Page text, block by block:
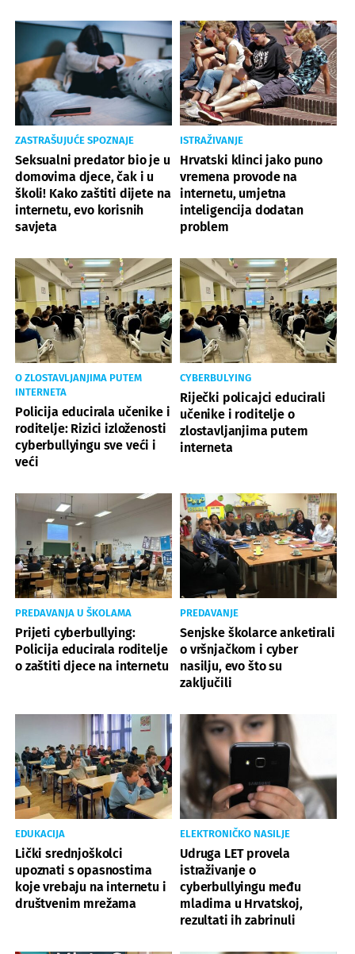
ZASTRAŠUJUĆE SPOZNAJE
Seksualni predator bio je u
domovima djece, čak i u
školi! Kako zaštiti dijete na
internetu, evo korisnih
savjeta
ISTRAŽIVANJE
Hrvatski klinci jako puno
vremena provode na
internetu, umjetna
inteligencija dodatan
problem
O ZLOSTAVLJANJIMA PUTEM
INTERNETA
Policija educirala učenike i
roditelje: Rizici izloženosti
cyberbullyingu sve veći i
veći
CYBERBULYING
Riječki policajci educirali
učenike i roditelje o
zlostavljanjima putem
interneta
PREDAVANJA U ŠKOLAMA
Prijeti cyberbullying:
Policija educirala roditelje
o zaštiti djece na internetu
PREDAVANJE
Senjske školarce anketirali
o vršnjačkom i cyber
nasilju, evo što su
zaključili
EDUKACIJA
Lički srednjoškolci
upoznati s opasnostima
koje vrebaju na internetu i
društvenim mrežama
ELEKTRONIČKO NASILJE
Udruga LET provela
istraživanje o
cyberbullyingu među
mladima u Hrvatskoj,
rezultati ih zabrinuli